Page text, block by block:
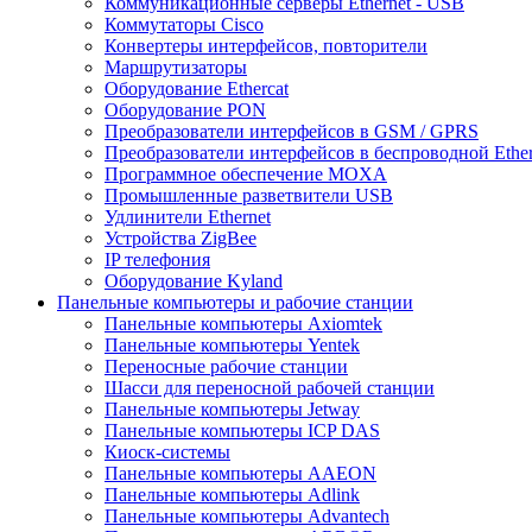
Коммутаторы Cisco
Конвертеры интерфейсов, повторители
Маршрутизаторы
Оборудование Ethercat
Оборудование PON
Преобразователи интерфейсов в GSM / GPRS
Преобразователи интерфейсов в беспроводной
Программное обеспечение MOXA
Промышленные разветвители USB
Удлинители Ethernet
Устройства ZigBee
IP телефония
Оборудование Kyland
Панельные компьютеры и рабочие станции
Панельные компьютеры Axiomtek
Панельные компьютеры Yentek
Переносные рабочие станции
Шасси для переносной рабочей станции
Панельные компьютеры Jetway
Панельные компьютеры ICP DAS
Киоск-системы
Панельные компьютеры AAEON
Панельные компьютеры Adlink
Панельные компьютеры Advantech